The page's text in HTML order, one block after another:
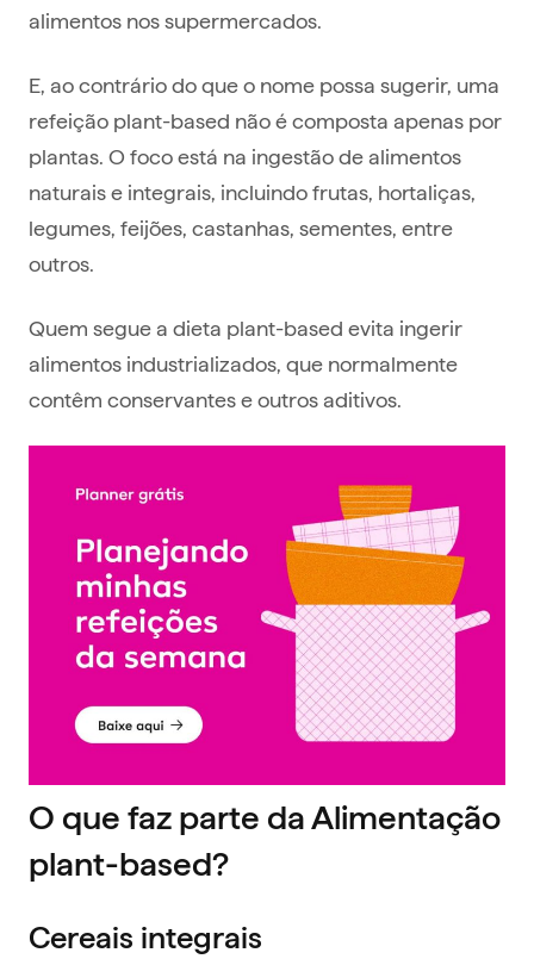
alimentos nos supermercados.
E, ao contrário do que o nome possa sugerir, uma
refeição plant-based não é composta apenas por
plantas. O foco está na ingestão de alimentos
naturais e integrais, incluindo frutas, hortaliças,
legumes, feijões, castanhas, sementes, entre
outros.
Quem segue a dieta plant-based evita ingerir
alimentos industrializados, que normalmente
contêm conservantes e outros aditivos.
O que faz parte da Alimentação
plant-based?
Cereais integrais